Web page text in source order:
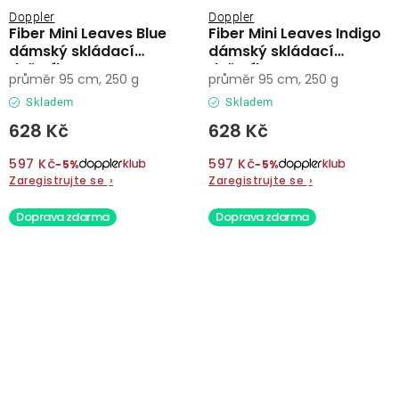
Fiber Mini Leaves Blue
dámský skládací
deštník
Doppler
Skladem
628 Kč
597 Kč−5%
Zaregistrujte se ›
průměr 95 cm, 250 g
Fiber Mini Leaves Indigo
dámský skládací
deštník
Doppler
Skladem
628 Kč
597 Kč−5%
Zaregistrujte se ›
průměr 95 cm, 250 g
Doprava zdarma Doprava zdarma